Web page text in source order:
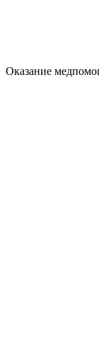
Оказание